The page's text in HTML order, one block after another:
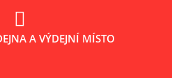
A VÝDEJNÍ MÍSTO